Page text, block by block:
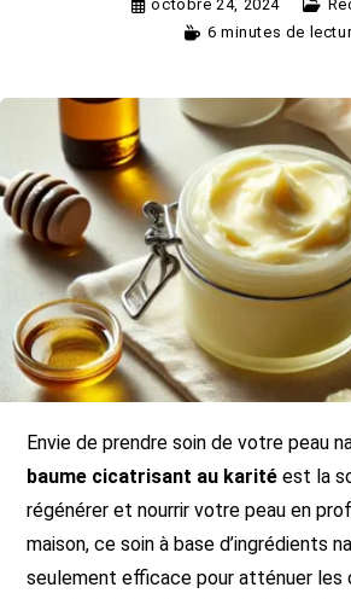
octobre 24, 2024
6 minutes de
Envie de prendre soin de votre peau
baume cicatrisant au karité est la
régénérer et nourrir votre peau en
maison, ce soin à base d’ingrédients
seulement efficace pour atténuer les